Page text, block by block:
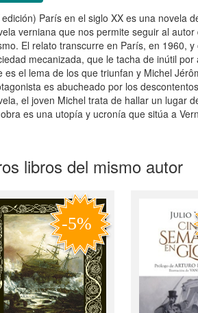
edición) París en el siglo XX es una novela
verniana que nos permite seguir al
El relato transcurre en París, en 1960,
mecanizada, que le tacha de inútil
es el lema de los que triunfan y Michel
es abucheado por los
el joven Michel trata de hallar un lugar
es una utopía y ucronía que sitúa a
libros del mismo autor